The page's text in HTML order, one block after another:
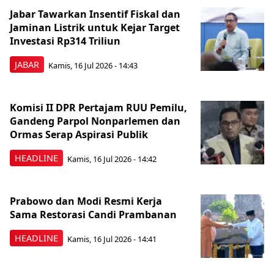
JABAR
Jabar Tawarkan Insentif Fiskal dan
Jaminan Listrik untuk Kejar Target
Investasi Rp314 Triliun
Kamis, 16 Jul 2026 - 14:43
HEADLINE
Komisi II DPR Pertajam RUU Pemilu,
Gandeng Parpol Nonparlemen dan
Ormas Serap Aspirasi Publik
Kamis, 16 Jul 2026 - 14:42
HEADLINE
Prabowo dan Modi Resmi Kerja
Sama Restorasi Candi Prambanan
Kamis, 16 Jul 2026 - 14:41